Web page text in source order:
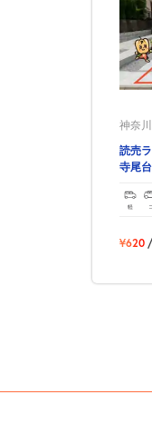
神奈
読売
寺尾
軽 コ
¥620 /